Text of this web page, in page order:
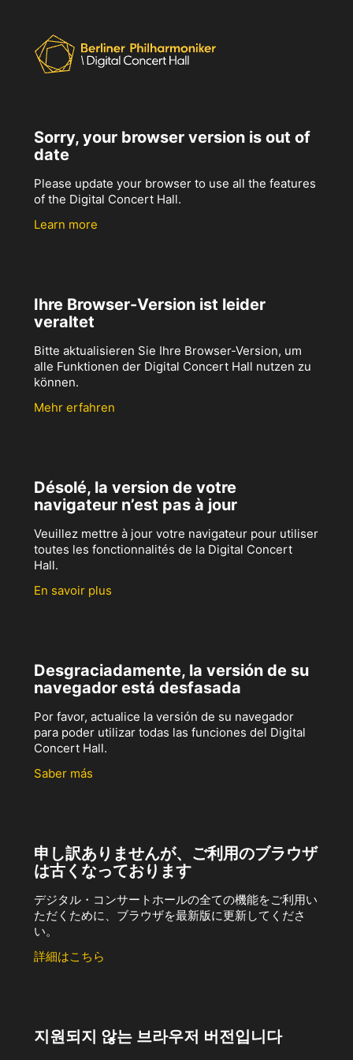
Sorry, your browser version is out of
date
Please update your browser to use all the features
of the Digital Concert Hall.
Learn more
Ihre Browser-Version ist leider
veraltet
Bitte aktualisieren Sie Ihre Browser-Version, um
alle Funktionen der Digital Concert Hall nutzen zu
können.
Mehr erfahren
Désolé, la version de votre
navigateur n’est pas à jour
Veuillez mettre à jour votre navigateur pour utiliser
toutes les fonctionnalités de la Digital Concert
Hall.
En savoir plus
Desgraciadamente, la versión de su
navegador está desfasada
Por favor, actualice la versión de su navegador
para poder utilizar todas las funciones del Digital
Concert Hall.
Saber más
申し訳ありませんが、ご利用のブラウザ
は古くなっております
デジタル・コンサートホールの全ての機能をご利用い
ただくために、ブラウザを最新版に更新してくださ
い。
詳細はこちら
지원되지 않는 브라우저 버전입니다